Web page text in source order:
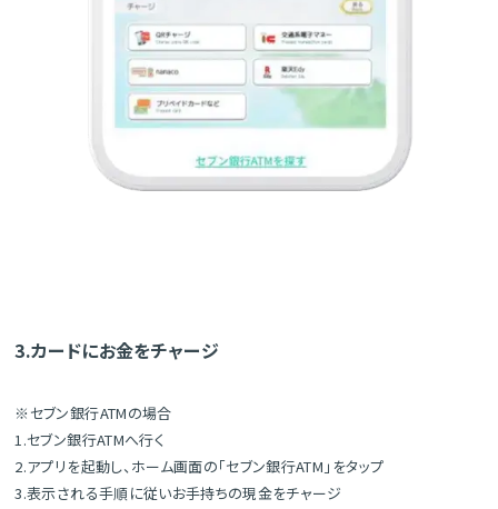
3.カードにお金をチャージ
※セブン銀行ATMの場合
1.セブン銀行ATMへ行く
2.アプリを起動し、ホーム画面の「セブン銀行ATM」をタップ
3.表示される手順に従いお手持ちの現金をチャージ